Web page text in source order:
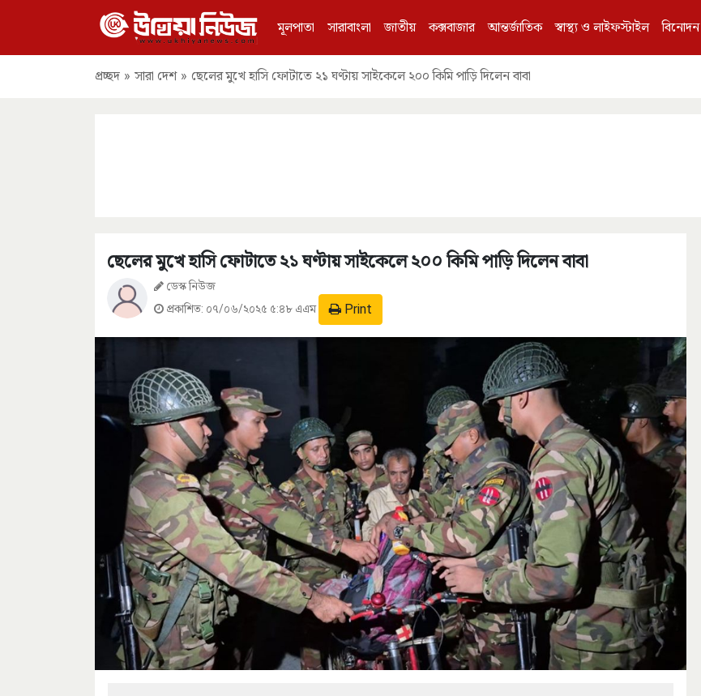
মূলপাতা সারাবাংলা জাতীয় কক্সবাজার আন্তর্জাতিক স্বাস্থ্য ও লাইফস্টাইল বিনোদন
প্রচ্ছদ » সারা দেশ » ছেলের মুখে হাসি ফোটাতে ২১ ঘণ্টায় সাইকেলে ২০০ কিমি পাড়ি দিলেন বাবা
ছেলের মুখে হাসি ফোটাতে ২১ ঘণ্টায় সাইকেলে ২০০ কিমি পাড়ি দিলেন বাবা
ডেস্ক নিউজ
প্রকাশিত: ০৭/০৬/২০২৫ ৫:৪৮ এএম Print